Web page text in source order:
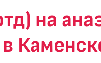
на